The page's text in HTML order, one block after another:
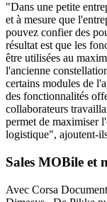
"Dans une petite
et à mesure que
pouvez confier des
résultat est que les
être utilisées au
l'ancienne
certains modules de
des fonctionnalités
collaborateurs
permet de maximiser
logistique", ajoutent-
Sales MOBile et
Avec Corsa